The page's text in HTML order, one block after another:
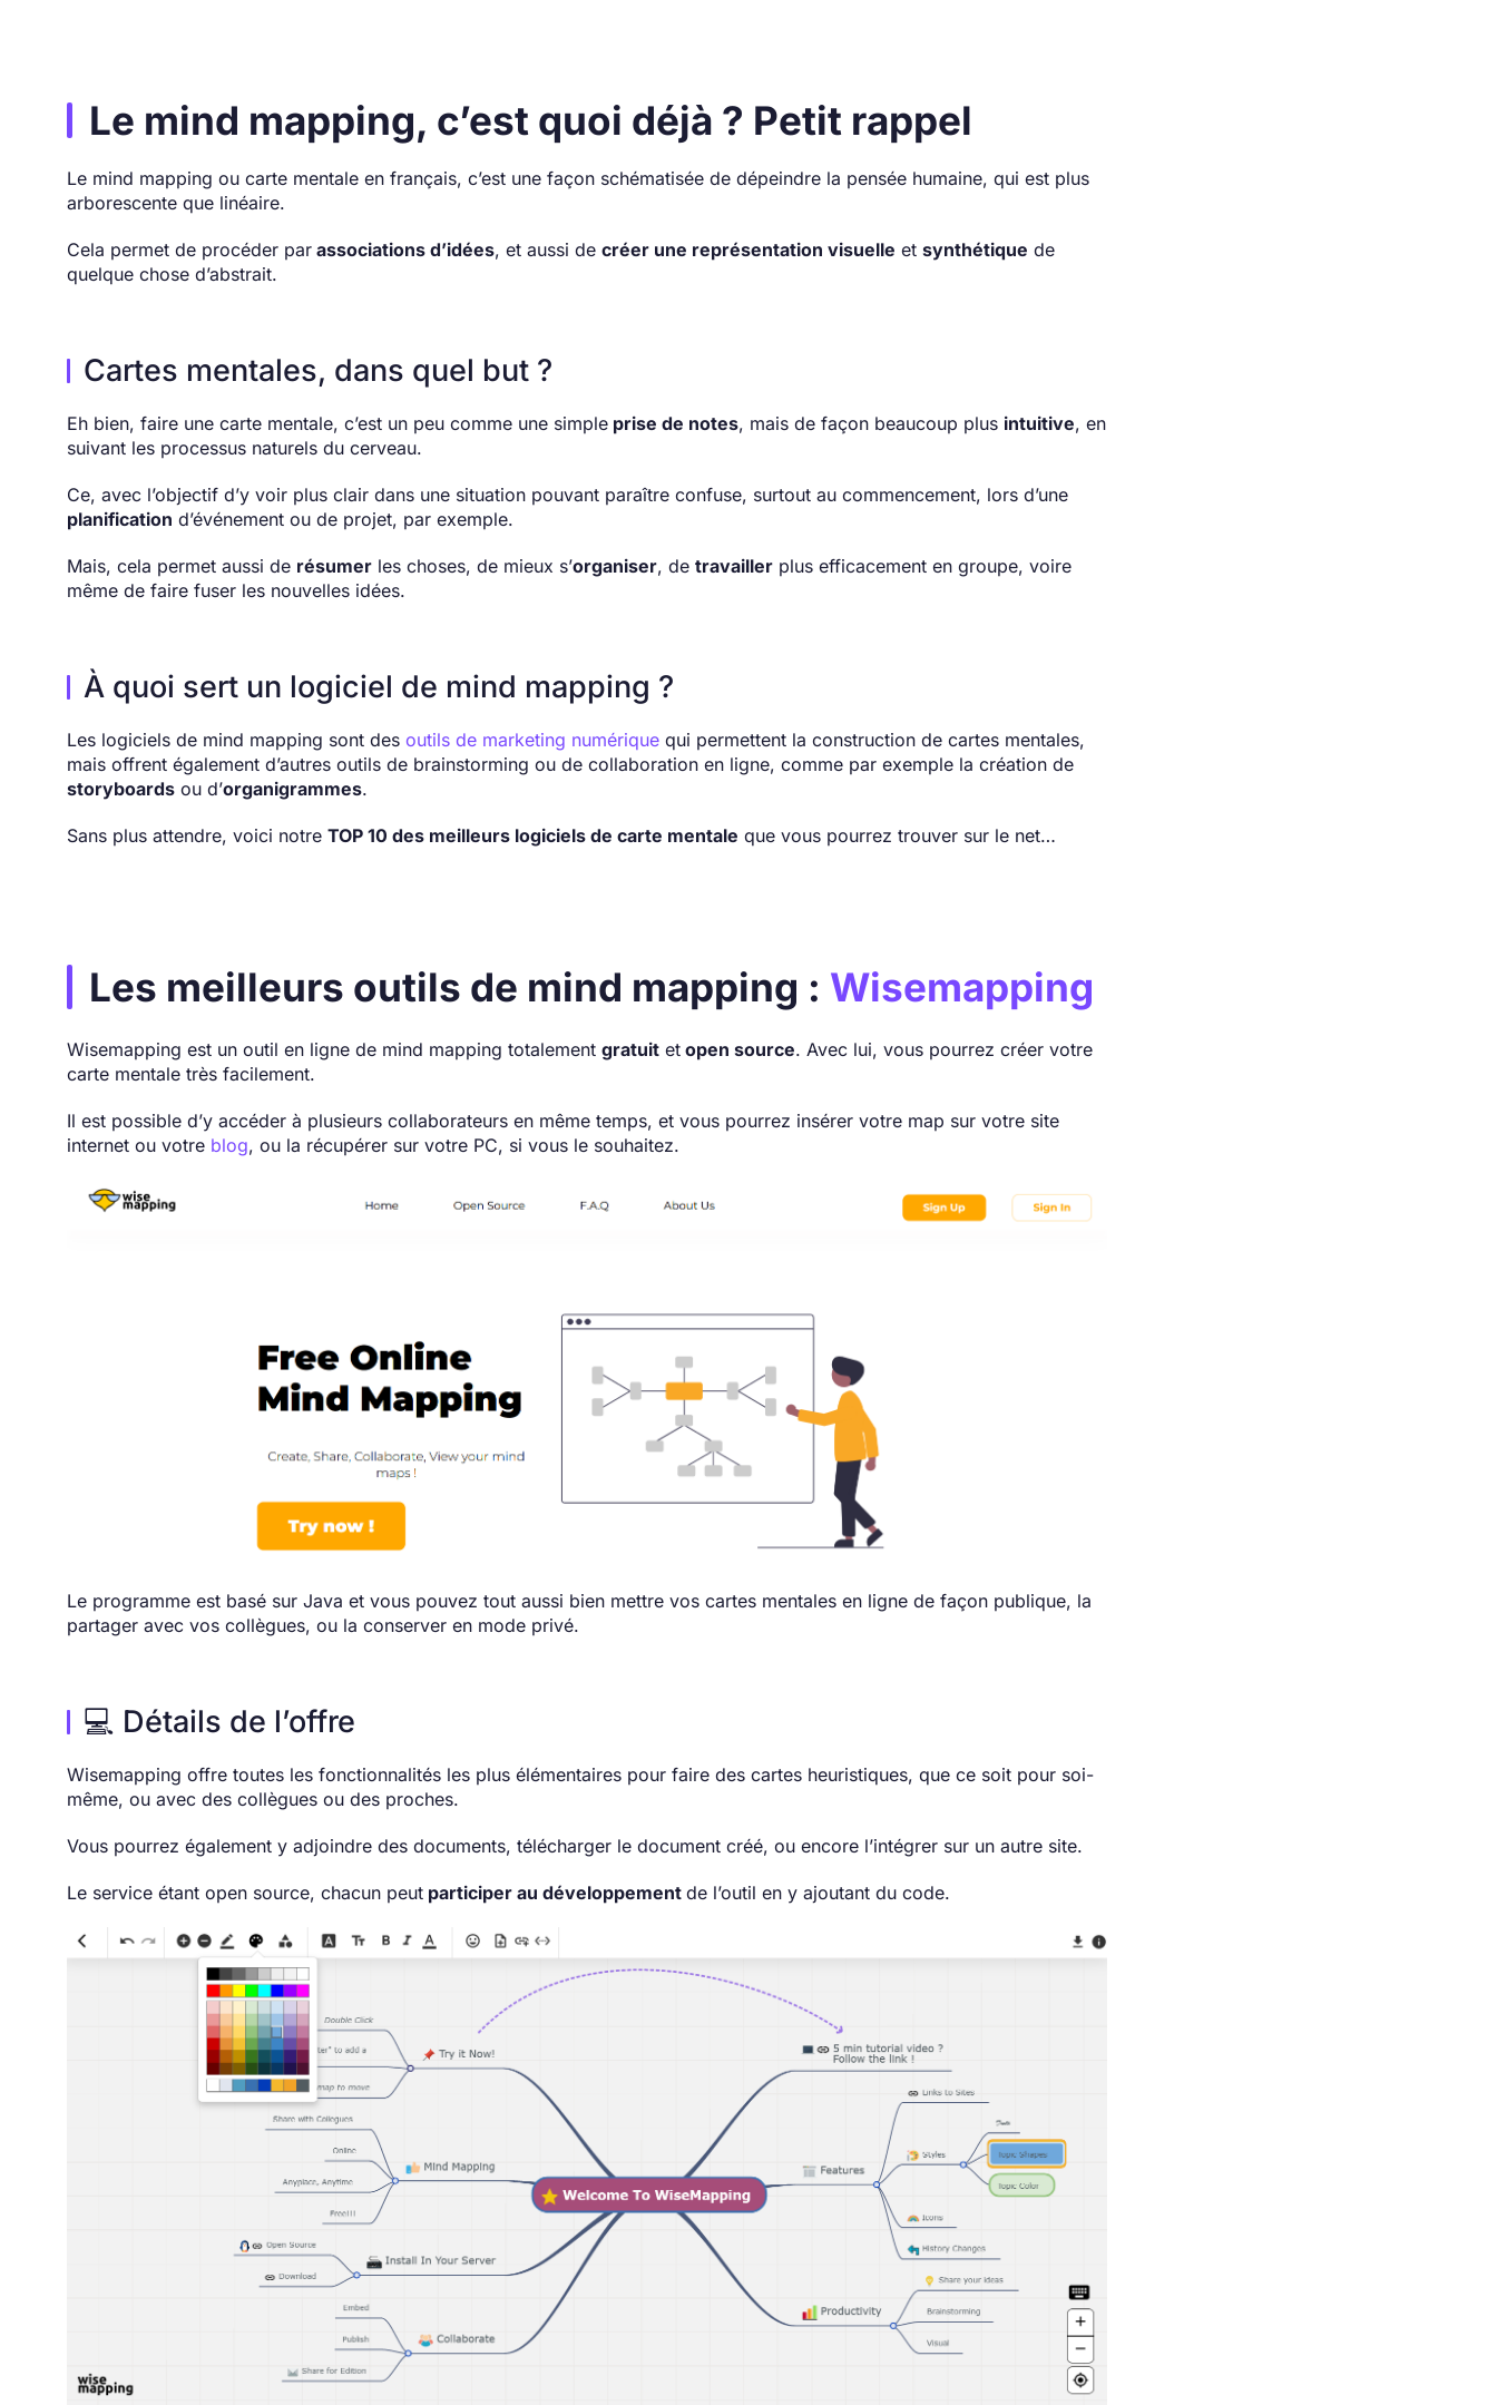
Le mind mapping, c’est quoi déjà ? Petit rappel
Le mind mapping ou carte mentale en français, c’est une façon schématisée de dépeindre la pensée humaine, qui est plus
arborescente que linéaire.
Cela permet de procéder par associations d’idées, et aussi de créer une représentation visuelle et synthétique de
quelque chose d’abstrait.
Cartes mentales, dans quel but ?
Eh bien, faire une carte mentale, c’est un peu comme une simple prise de notes, mais de façon beaucoup plus intuitive, en
suivant les processus naturels du cerveau.
Ce, avec l’objectif d’y voir plus clair dans une situation pouvant paraître confuse, surtout au commencement, lors d’une
planification d’événement ou de projet, par exemple.
Mais, cela permet aussi de résumer les choses, de mieux s’organiser, de travailler plus efficacement en groupe, voire
même de faire fuser les nouvelles idées.
À quoi sert un logiciel de mind mapping ?
Les logiciels de mind mapping sont des outils de marketing numérique qui permettent la construction de cartes mentales,
mais offrent également d’autres outils de brainstorming ou de collaboration en ligne, comme par exemple la création de
storyboards ou d’organigrammes.
Sans plus attendre, voici notre TOP 10 des meilleurs logiciels de carte mentale que vous pourrez trouver sur le net…
Les meilleurs outils de mind mapping : Wisemapping
Wisemapping est un outil en ligne de mind mapping totalement gratuit et open source. Avec lui, vous pourrez créer votre
carte mentale très facilement.
Il est possible d’y accéder à plusieurs collaborateurs en même temps, et vous pourrez insérer votre map sur votre site
internet ou votre blog, ou la récupérer sur votre PC, si vous le souhaitez.
Le programme est basé sur Java et vous pouvez tout aussi bien mettre vos cartes mentales en ligne de façon publique, la
partager avec vos collègues, ou la conserver en mode privé.
💻 Détails de l’offre
Wisemapping offre toutes les fonctionnalités les plus élémentaires pour faire des cartes heuristiques, que ce soit pour soi-
même, ou avec des collègues ou des proches.
Vous pourrez également y adjoindre des documents, télécharger le document créé, ou encore l’intégrer sur un autre site.
Le service étant open source, chacun peut participer au développement de l’outil en y ajoutant du code.